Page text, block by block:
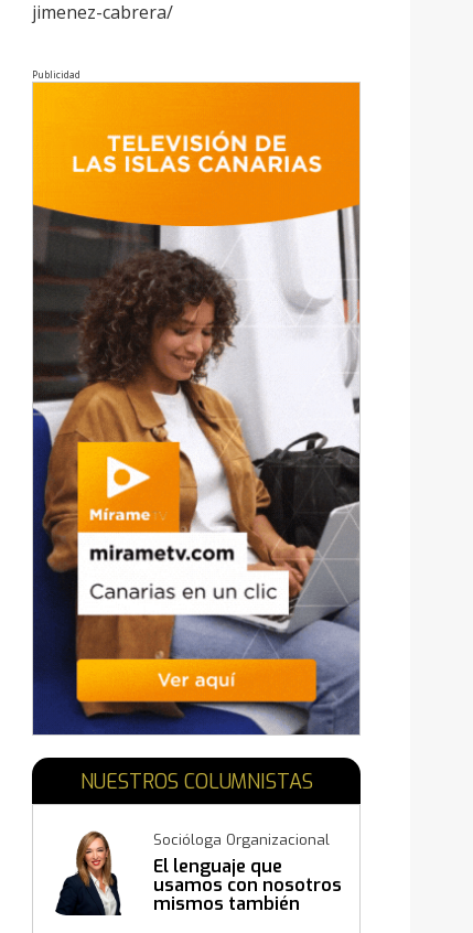
jimenez-cabrera/
Publicidad
NUESTROS COLUMNISTAS
Socióloga Organizacional
El lenguaje que
usamos con nosotros
mismos también